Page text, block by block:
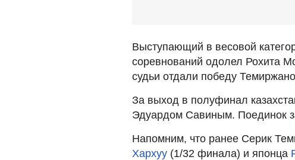
Выступающий в весовой
соревнований одолел Рохита
судьи отдали победу
За выход в полуфинал
Эдуардом Савиным. Поединок
Напомним, что ранее Серик
Хархуу (1/32 финала) и японца